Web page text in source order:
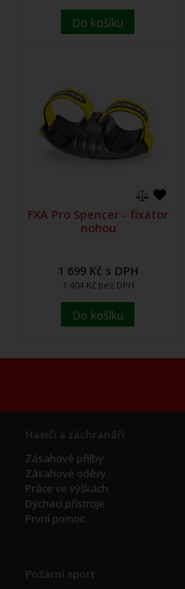
Do košíku
FXA Pro Spencer - fixátor
nohou
1 699 Kč s DPH
1 404 Kč bez DPH
Do košíku
Hasiči a záchranáři
Zásahové přilby
Zásahové oděvy
Práce ve výškách
Dýchací přístroje
První pomoc
Požární sport